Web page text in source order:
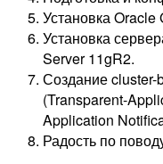
Установка Oracle
Установка
Server 11gR2.
Создание cluster-
(Transparent-
Application
Радость по